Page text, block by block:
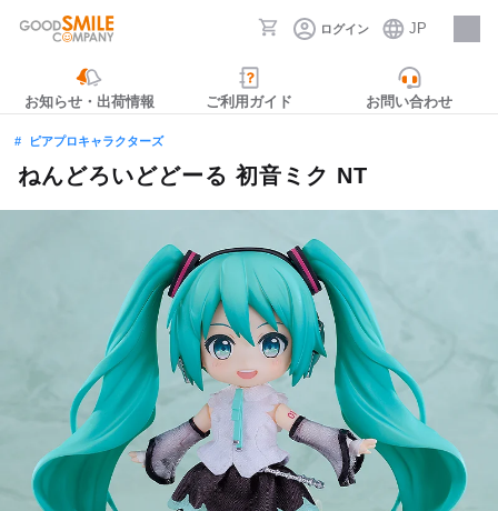
ログイン JP
採用情報
お知らせ・出荷情報 ご利用ガイド お問い合わせ
ピアプロキャラクターズ
ねんどろいどどーる 初音ミク NT